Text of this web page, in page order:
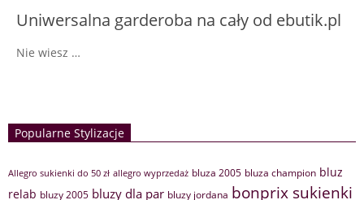
Uniwersalna garderoba na cały od ebutik.pl
Nie wiesz …
Popularne Stylizacje
Allegro sukienki do 50 zł allegro wyprzedaż bluza 2005 bluza champion bluz
relab bluzy 2005 bluzy dla par bluzy jordana bonprix sukienki